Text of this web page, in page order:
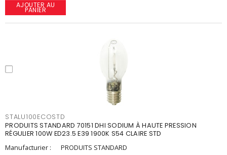
AJOUTER AU
PANIER
STALU100ECOSTD
PRODUITS STANDARD 70151 DHI SODIUM À HAUTE PRESSION
RÉGULIER 100W ED23.5 E39 1900K S54 CLAIRE STD
Manufacturier :
PRODUITS STANDARD